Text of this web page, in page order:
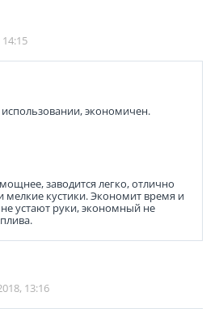
экономичен.
заводится легко, отлично
мелкие кустики. Экономит время и
устают руки, экономный не
13:16